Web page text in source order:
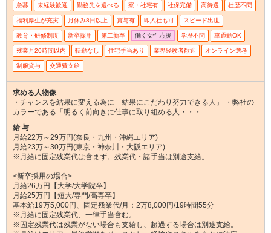
急募 未経験歓迎 勤務先を選べる 寮・社宅有 社保完備 高待遇 社歴不問
福利厚生が充実 月休み8日以上 賞与有 即入社も可 スピード出世
教育・研修制度 新卒採用 第二新卒 働く女性応援 学歴不問 車通勤OK
残業月20時間以内 転勤なし 住宅手当あり 業界経験者歓迎 オンライン選考
制服貸与 交通費支給
求める人物像
・チャンスを結果に変える為に「結果にこだわり努力できる人」 ・弊社の
カラーである「明るく前向きに仕事に取り組める人・・・
給 与
月給22万～29万円(奈良・九州・沖縄エリア)
月給23万～30万円(東京・神奈川・大阪エリア)
※月給に固定残業代は含まず。残業代・諸手当は別途支給。
<新卒採用の場合>
月給26万円【大学/大学院卒】
月給25万円【短大/専門/高専卒】
基本給19万5,000円、固定残業代/月：2万8,000円/19時間55分
※月給に固定残業代、一律手当含む。
※固定残業代は残業がない場合も支給し、超過する場合は別途支給。